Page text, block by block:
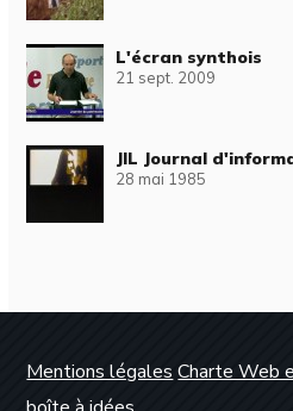
L'écran synthois
21 sept. 2009
JIL Journal
28 mai 1985
Mentions légales Charte Web